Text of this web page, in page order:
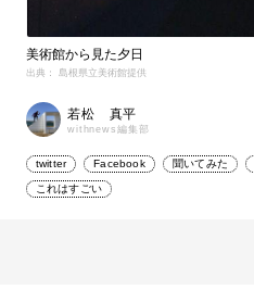
美術館から見た夕日
出典： 島根県立美術館提供
若松 真平
withnews編集部
twitter Facebook 聞いてみた
これはすごい